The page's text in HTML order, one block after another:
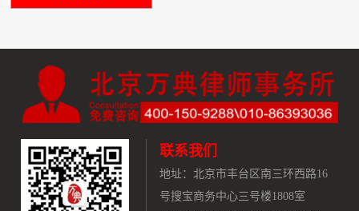
联系我们
地址： 北京市丰台区南三环西路16
号搜宝商务中心三号楼1808室